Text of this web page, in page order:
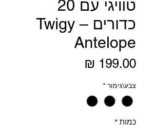
טוויגי עם 20
כדורים – Twigy
Antelope
צבע\גימור *
כמות *